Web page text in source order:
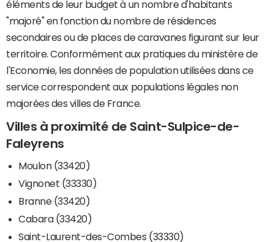
éléments de leur budget à un nombre d'habitants
"majoré" en fonction du nombre de résidences
secondaires ou de places de caravanes figurant sur leur
territoire. Conformément aux pratiques du ministère de
l'Economie, les données de population utilisées dans ce
service correspondent aux populations légales non
majorées des villes de France.
Villes à proximité de Saint-Sulpice-de-
Faleyrens
Moulon (33420)
Vignonet (33330)
Branne (33420)
Cabara (33420)
Saint-Laurent-des-Combes (33330)